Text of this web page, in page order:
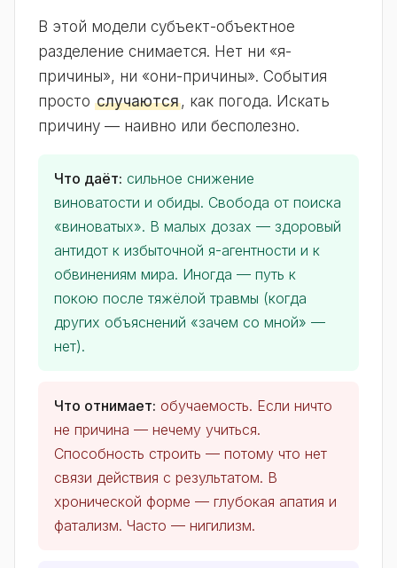
В этой модели субъект-объектное
разделение снимается. Нет ни «я-
причины», ни «они-причины». События
просто случаются, как погода. Искать
причину — наивно или бесполезно.
Что даёт: сильное снижение
виноватости и обиды. Свобода от поиска
«виноватых». В малых дозах — здоровый
антидот к избыточной я-агентности и к
обвинениям мира. Иногда — путь к
покою после тяжёлой травмы (когда
других объяснений «зачем со мной» —
нет).
Что отнимает: обучаемость. Если ничто
не причина — нечему учиться.
Способность строить — потому что нет
связи действия с результатом. В
хронической форме — глубокая апатия и
фатализм. Часто — нигилизм.